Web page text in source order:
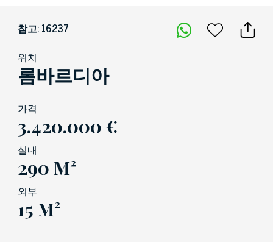
참고: 16237
위치
롬바르디아
가격
3.420.000 €
실내
290 M²
외부
15 M²